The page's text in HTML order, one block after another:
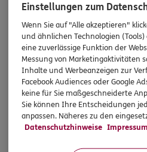
HINWEIS
Wichtiges aus dem
Ich bin verpflichtet, Ihnen
Person zu geben. Sowohl Ihr
sowie auch gesetzliche
Einstellungen zum
Wenn Sie auf "Alle akzeptieren"
und ähnlichen Technologien
eine zuverlässige Funktion der
Messung von Marketingaktivitäten
Inhalte und Werbeanzeigen zur
Facebook Audiences oder Google
keine für Sie maßgeschneiderte
Sie können Ihre Entscheidungen
anpassen. Näheres zu den
Datenschutzhinweise Impressum